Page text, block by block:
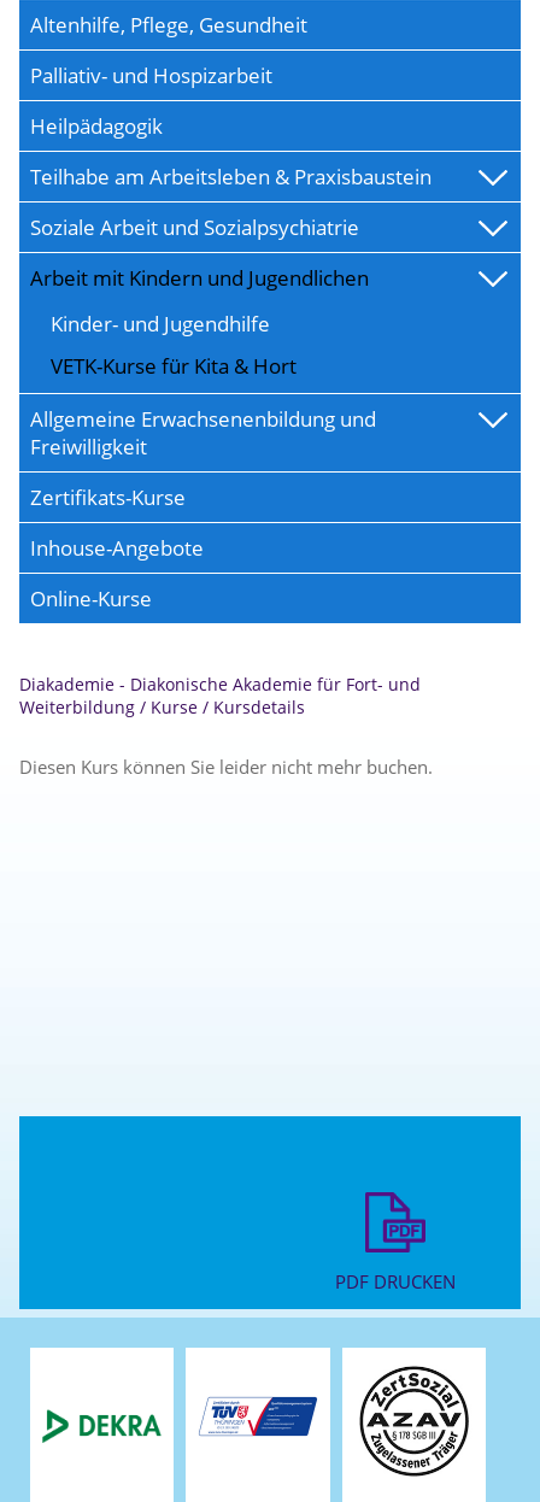
Altenhilfe, Pflege, Gesundheit
Palliativ- und Hospizarbeit
Heilpädagogik
Teilhabe am Arbeitsleben & Praxisbaustein
Soziale Arbeit und Sozialpsychiatrie
Arbeit mit Kindern und Jugendlichen
Kinder- und Jugendhilfe
VETK-Kurse für Kita & Hort
Allgemeine Erwachsenenbildung und
Freiwilligkeit
Zertifikats-Kurse
Inhouse-Angebote
Online-Kurse
Diakademie - Diakonische Akademie für Fort- und
Weiterbildung / Kurse / Kursdetails
Diesen Kurs können Sie leider nicht mehr buchen.
PDF DRUCKEN